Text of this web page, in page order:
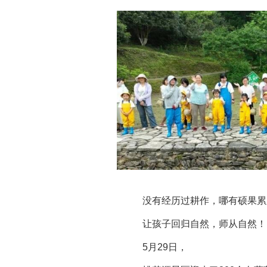
没有经历过耕作，哪有硕果
让孩子回归自然，师从自然！
5月29日，